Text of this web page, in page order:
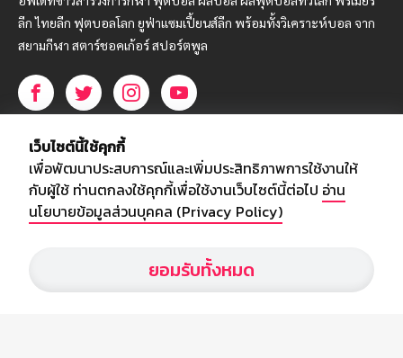
ลีก ไทยลีก ฟุตบอลโลก ยูฟ่าแซมเปี้ยนส์ลีก พร้อมทั้งวิเคราะห์บอล จาก
สยามกีฬา สตาร์ชอคเก้อร์ สปอร์ตพูล
บริษัท สยามสปอร์ต ซินติเคท จำกัด (มหาชน)
เลขที่ 66/26 - 29 ซอยรามอินทรา 40
ถนนรามอินทรา แขวงนวลจันทร์
เขตบึงกุ่ม กรุงเทพฯ 10230
webmaster@siamsport.co.th
เว็บไซต์ : www.siamsport.co.th
เว็บไซต์นี้ใช้คุกกี้
เพื่อพัฒนาประสบการณ์และเพิ่มประสิทธิภาพการใช้งานให้
กับผู้ใช้ ท่านตกลงใช้คุกกี้เพื่อใช้งานเว็บไซต์นี้ต่อไป อ่าน
นโยบายข้อมูลส่วนบุคคล (Privacy Policy)
ยอมรับทั้งหมด